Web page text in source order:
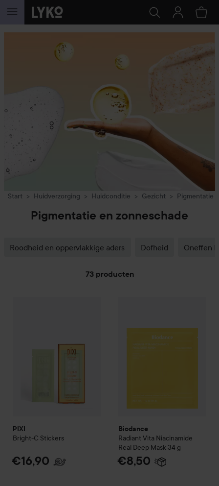
GA NAAR INHOUD
Start Huidverzorging Huidconditie Gezicht Pigmentatie
Pigmentatie en zonneschade
Roodheid en oppervlakkige aders Dofheid Oneffen
73 producten
PIXI
Bright-C Stickers
€16,90
Biodance
Radiant Vita Niacinamide
Real Deep Mask 34 g
€8,50